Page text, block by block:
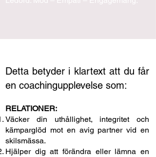
Detta betyder i klartext att du får
en coachingupplevelse som:
RELATIONER:
Väcker din uthållighet, integritet och
kämparglöd mot en avig partner vid en
skilsmässa.
Hjälper dig att förändra eller lämna en